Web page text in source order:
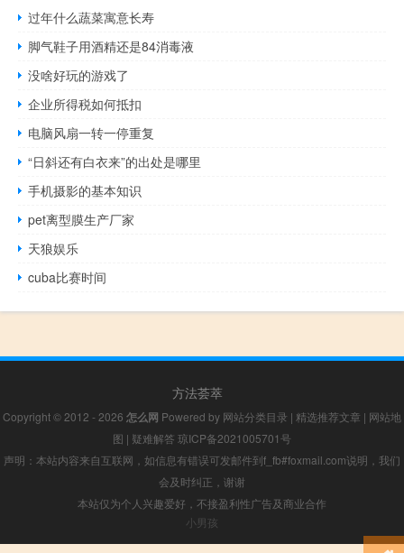
过年什么蔬菜寓意长寿
脚气鞋子用酒精还是84消毒液
没啥好玩的游戏了
企业所得税如何抵扣
电脑风扇一转一停重复
“日斜还有白衣来”的出处是哪里
手机摄影的基本知识
pet离型膜生产厂家
天狼娱乐
cuba比赛时间
方法荟萃
Copyright © 2012 - 2026 怎么网 Powered by 网站分类目录 | 精选推荐文章 | 网站地
图 | 疑难解答 琼ICP备2021005701号
声明：本站内容来自互联网，如信息有错误可发邮件到f_fb#foxmail.com说明，我们
会及时纠正，谢谢
本站仅为个人兴趣爱好，不接盈利性广告及商业合作
小男孩